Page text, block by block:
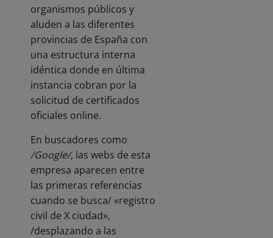
organismos públicos y
aluden a las diferentes
provincias de España con
una estructura interna
idéntica donde en última
instancia cobran por la
solicitud de certificados
oficiales online.
En buscadores como
/Google/, las webs de esta
empresa aparecen entre
las primeras referencias
cuando se busca/ «registro
civil de X ciudad»,
/desplazando a las